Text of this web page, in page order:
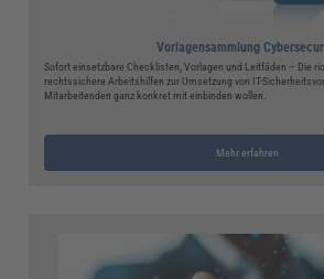
Vorlagensammlung
Sofort einsetzbare Checklisten, Vorlagen und Leitfäden – Die
rechtssichere Arbeitshilfen zur Umsetzung von IT-
Mitarbeitenden ganz konkret mit einbinden wollen.
Mehr erfahren